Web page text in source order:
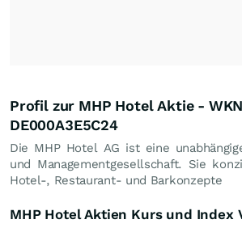
Profil zur MHP Hotel Aktie -
DE000A3E5C24
Die MHP Hotel AG ist eine
und Managementgesellschaft. Sie
Hotel-, Restaurant- und Barkonzepte
MHP Hotel Aktien Kurs und Index